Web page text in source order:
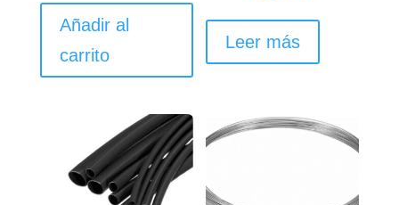
Añadir al
carrito
Leer más